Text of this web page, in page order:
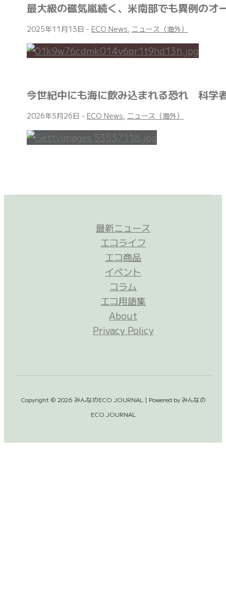
最大級の磁気嵐続く、米南部でも異例の
2025年11月13日 - ECO News, ニュース（海外）
今世紀中にも海に飲み込まれる恐れ 科学
2026年5月26日 - ECO News, ニュース（海外）
最新ニュース
エコライフ
エコ商品
イベント
コラム
エコ用語集
About
Privacy Policy
Copyright © 2026 みんなのECO JOURNAL | Powered by みんなの
ECO JOURNAL